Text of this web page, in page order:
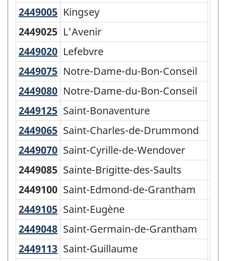
-
CGT
1996
-
Structure
de
la
classification
2449005 Kingsey
Kingsey
2449025 L'Avenir
2449020 Lefebvre
Lefebvre
2449075 Notre-Dame-du-Bon-Conseil
Notre-Dame-du-Bon-Conseil
2449080 Notre-Dame-du-Bon-Conseil
Notre-Dame-du-Bon-Conseil
2449125 Saint-Bonaventure
Saint-Bonaventure
2449065 Saint-Charles-de-Drummond
Saint-Charles-de-Drummond
2449070 Saint-Cyrille-de-Wendover
Saint-Cyrille-de-Wendover
2449085 Sainte-Brigitte-des-Saults
2449100 Saint-Edmond-de-Grantham
2449105 Saint-Eugène
Saint-Eugène
2449048 Saint-Germain-de-Grantham
Saint-Germain-de-Grantham
2449113 Saint-Guillaume
Saint-Guillaume